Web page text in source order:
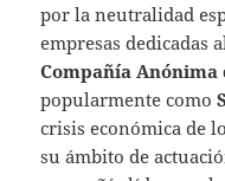
por la neutralidad
empresas
Compañía Anónima
popularmente como
crisis económica de
su ámbito de